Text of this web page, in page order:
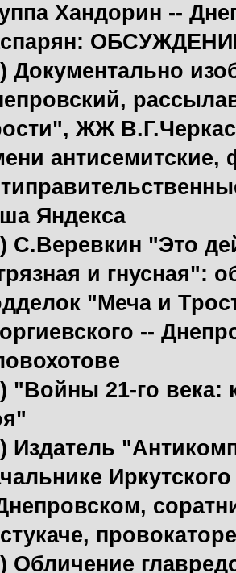
Хандорин --
Документально
ЖЖ
антисемитские,
Яндекса
С.Веревкин "Это
и гнусная":
"Меча и
--
"Войны 21-го века:
Издатель
Обличение